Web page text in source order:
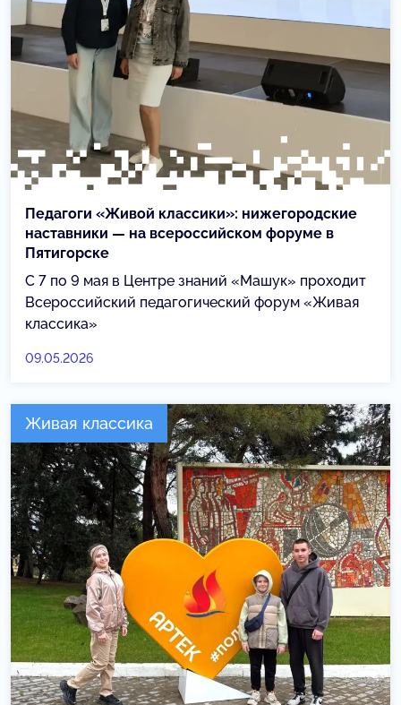
Педагоги «Живой классики»: нижегородские
наставники — на всероссийском форуме в
Пятигорске
С 7 по 9 мая в Центре знаний «Машук» проходит
Всероссийский педагогический форум «Живая
классика»
09.05.2026
Живая классика